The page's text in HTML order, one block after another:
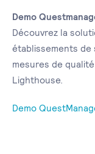
Demo
Découvrez la
établissements de
mesures de
Lighthouse.
Demo